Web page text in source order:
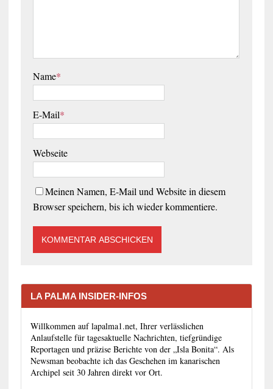
Name*
E-Mail*
Webseite
Meinen Namen, E-Mail und Website in diesem
Browser speichern, bis ich wieder kommentiere.
LA PALMA INSIDER-INFOS
Willkommen auf lapalma1.net, Ihrer verlässlichen
Anlaufstelle für tagesaktuelle Nachrichten, tiefgründige
Reportagen und präzise Berichte von der „Isla Bonita“. Als
Newsman beobachte ich das Geschehen im kanarischen
Archipel seit 30 Jahren direkt vor Ort.